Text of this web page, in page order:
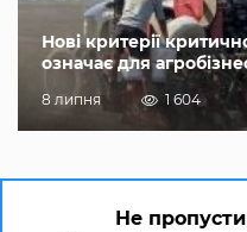
Нові критерії
означає для
8 липня 1 604
Не